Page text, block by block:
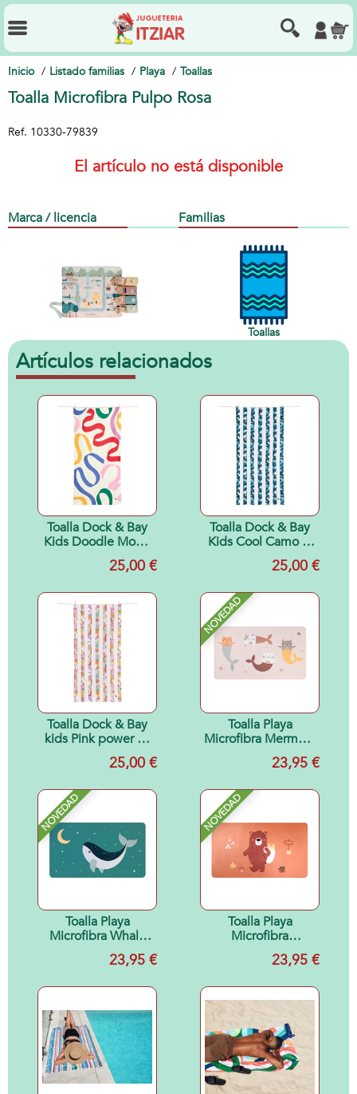
Inicio Listado familias Playa Toallas
Toalla Microfibra Pulpo Rosa
Ref. 10330-79839
El artículo no está disponible
Marca / licencia Familias
Toallas
Artículos relacionados
Toalla Dock & Bay
Kids Doodle Mood
L (1.60x0.90)25,00 €
Toalla Dock & Bay
Kids Cool Camo T-
L (1.60x0.90)25,00 €
Toalla Dock & Bay
kids Pink power - L
(1.60x0.90)25,00 €
NOVEDAD
Toalla Playa
Microfibra Mermaid
23,95 €
NOVEDAD
Toalla Playa
Microfibra Whale
23,95 €
NOVEDAD
Toalla Playa
Microfibra
Camping23,95 €